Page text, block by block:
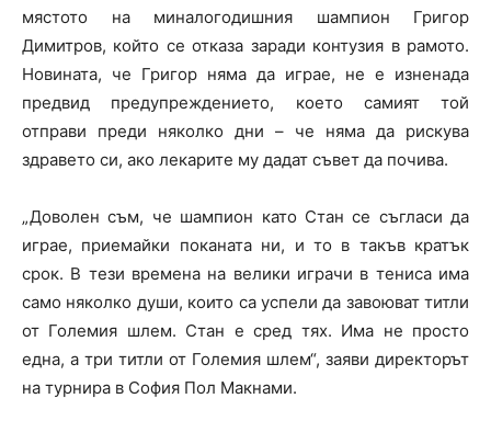
мястото на миналогодишния шампион Григор
Димитров, който се отказа заради контузия в рамото.
Новината, че Григор няма да играе, не е изненада
предвид предупреждението, което самият той
отправи преди няколко дни – че няма да рискува
здравето си, ако лекарите му дадат съвет да почива.
„Доволен съм, че шампион като Стан се съгласи да
играе, приемайки поканата ни, и то в такъв кратък
срок. В тези времена на велики играчи в тениса има
само няколко души, които са успели да завоюват титли
от Големия шлем. Стан е сред тях. Има не просто
една, а три титли от Големия шлем“, заяви директорът
на турнира в София Пол Макнами.